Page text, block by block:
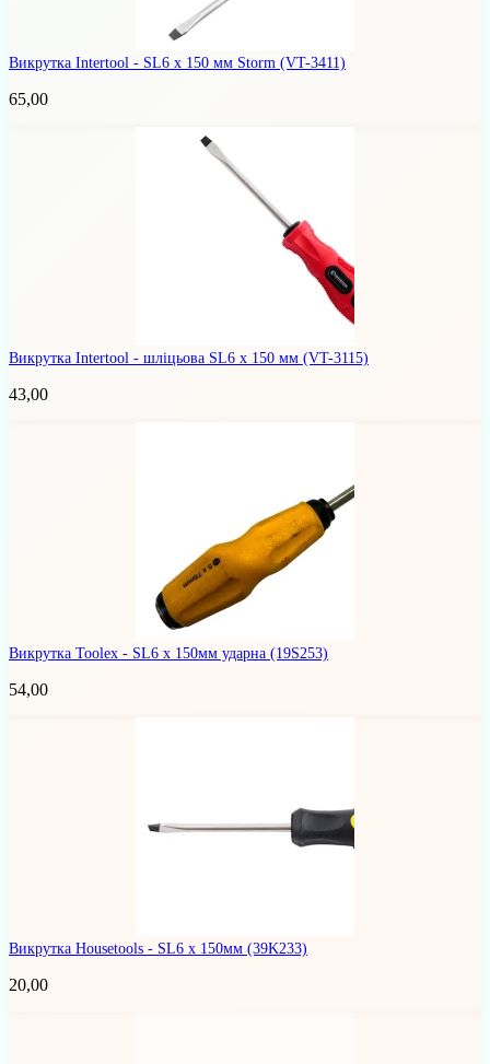
Викрутка Intertool - SL6 x 150 мм Storm (VT-3411)
65,00
Викрутка Intertool - шліцьова SL6 х 150 мм (VT-3115)
43,00
Викрутка Toolex - SL6 x 150мм ударна (19S253)
54,00
Викрутка Housetools - SL6 x 150мм (39K233)
20,00